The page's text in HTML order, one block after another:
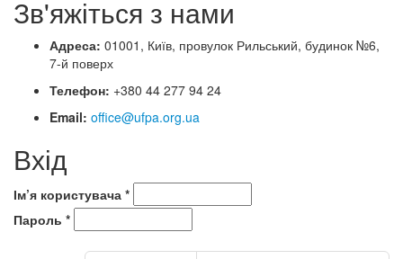
Зв'яжіться з нами
Адреса: 01001, Київ, провулок Рильський, будинок №6,
7-й поверх
Телефон: +380 44 277 94 24
Email: office@ufpa.org.ua
Вхід
Ім’я користувача *
Пароль *